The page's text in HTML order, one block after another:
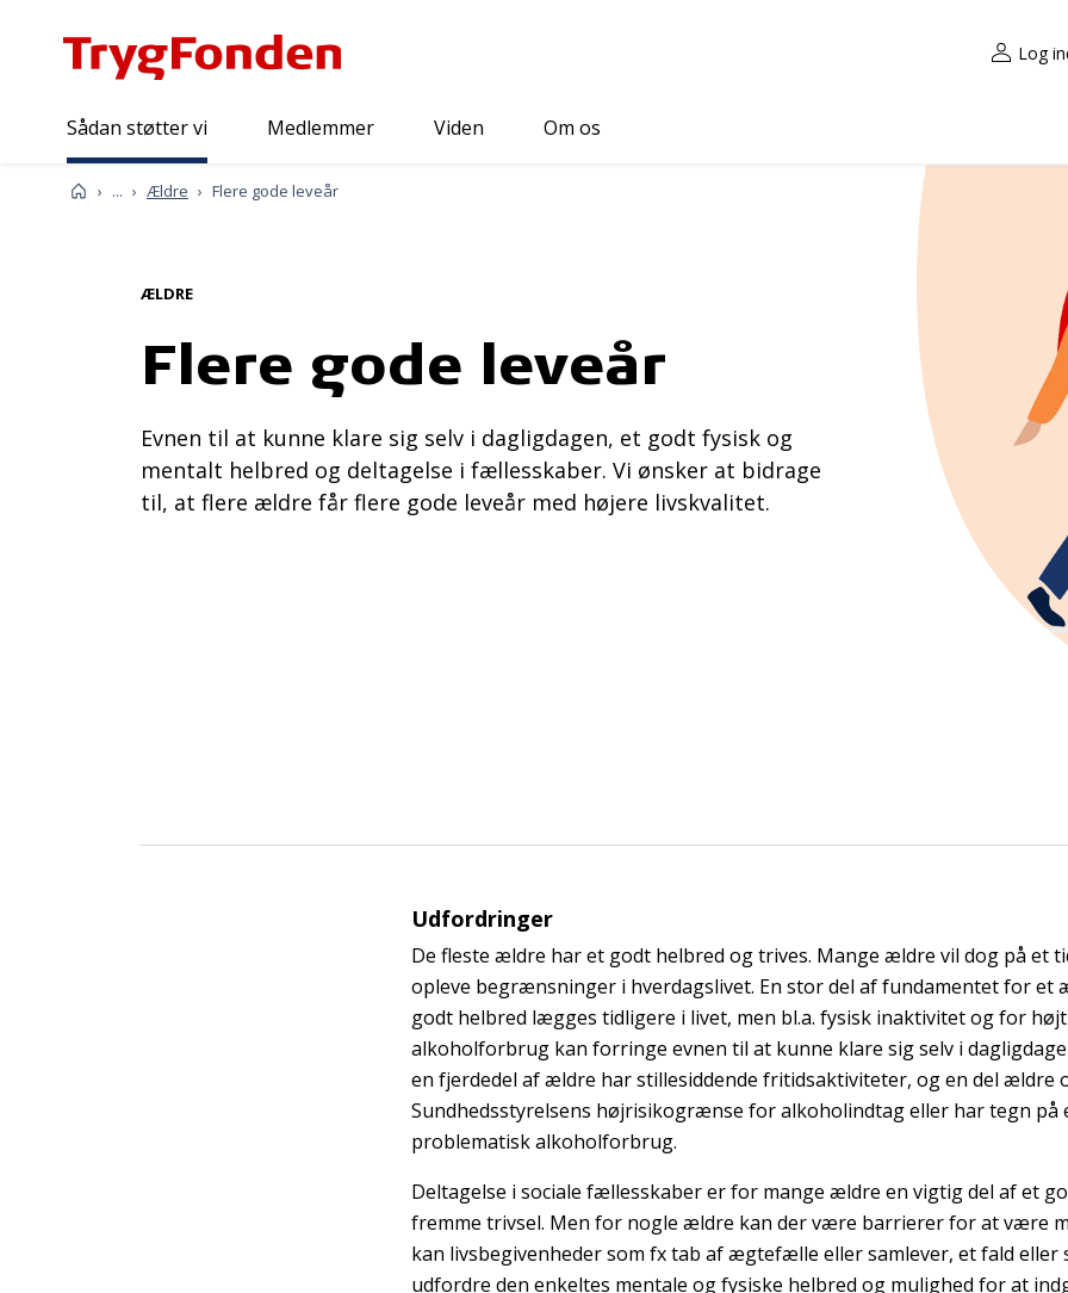
Log
Sådan støtter vi Medlemmer Viden Om os
Forside
...
Sådan støtter vi
TrygFondens mål
Ældre Flere gode leveår
ÆLDRE
Flere gode leveår
Evnen til at kunne klare sig selv i dagligdagen, et godt fysisk og
mentalt helbred og deltagelse i fællesskaber. Vi ønsker at bidrage
til, at flere ældre får flere gode leveår med højere livskvalitet.
Udfordringer
De fleste ældre har et godt helbred og trives. Mange ældre vil dog på et
opleve begrænsninger i hverdagslivet. En stor del af fundamentet for et
godt helbred lægges tidligere i livet, men bl.a. fysisk inaktivitet og for højt
alkoholforbrug kan forringe evnen til at kunne klare sig selv i
en fjerdedel af ældre har stillesiddende fritidsaktiviteter, og en del ældre
Sundhedsstyrelsens højrisikogrænse for alkoholindtag eller har tegn på
problematisk alkoholforbrug.
Deltagelse i sociale fællesskaber er for mange ældre en vigtig del af et
fremme trivsel. Men for nogle ældre kan der være barrierer for at være
kan livsbegivenheder som fx tab af ægtefælle eller samlever, et fald eller
udfordre den enkeltes mentale og fysiske helbred og mulighed for at